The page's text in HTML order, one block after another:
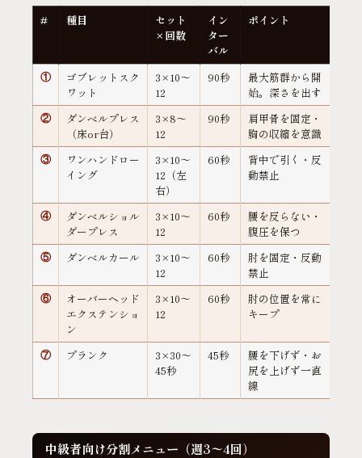
# 種目
セット
×回数
イン
ター
バル
ポイント
①
ゴブレットスク
ワット
3×10〜
12
90秒
最大筋群から開
始。深さを出す
②
ダンベルプレス
（床or台）
3×8〜
12
90秒
肩甲骨を固定・
胸の収縮を意識
③
ワンハンドロー
イング
3×10〜
12（左
右）
60秒
背中で引く・反
動禁止
④
ダンベルショル
ダープレス
3×10〜
12
60秒
腰を反らない・
腹圧を保つ
⑤ ダンベルカール
3×10〜
12
60秒
肘を固定・反動
禁止
⑥
オーバーヘッド
エクステンショ
ン
3×10〜
12
60秒
肘の位置を常に
キープ
⑦ プランク
3×30〜
45秒
45秒
腰を下げず・お
尻を上げず一直
線
中級者向け分割メニュー（週3〜4回）